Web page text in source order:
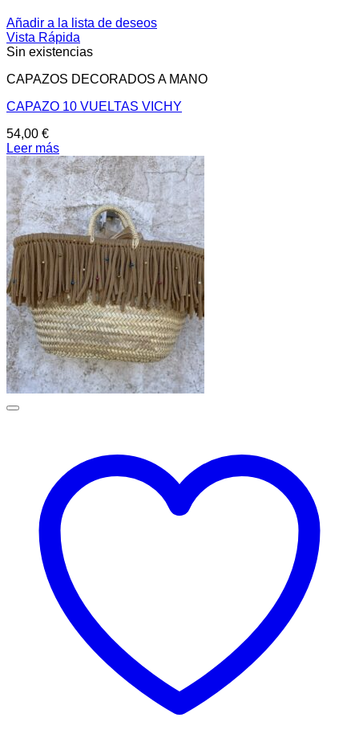
Añadir a la lista de deseos
Vista Rápida
Sin existencias
CAPAZOS DECORADOS A MANO
CAPAZO 10 VUELTAS VICHY
54,00 €
Leer más